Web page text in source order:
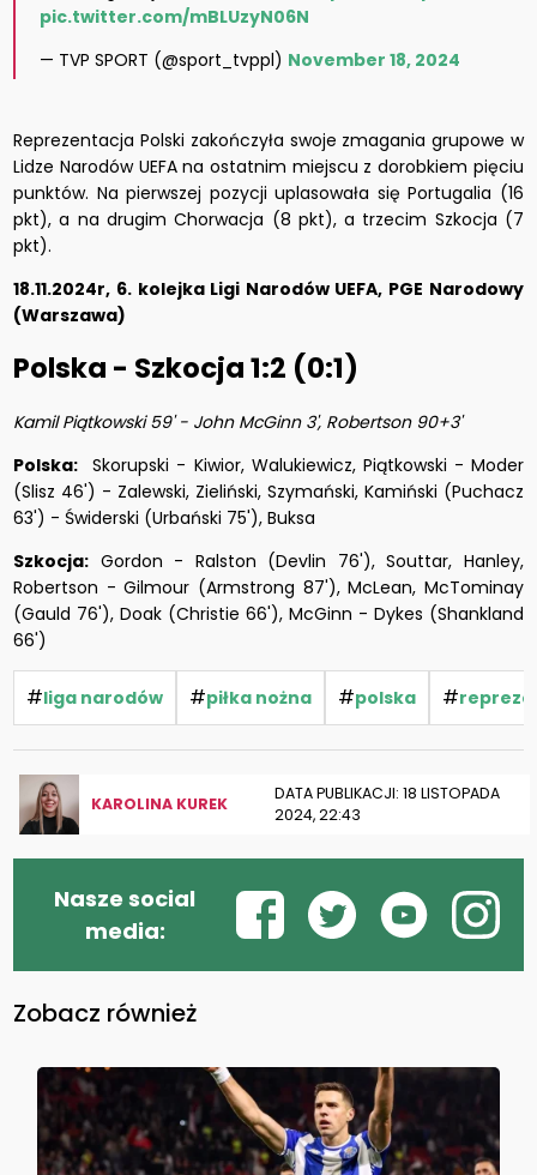
pic.twitter.com/mBLUzyN06N
— TVP SPORT (@sport_tvppl) November 18, 2024
Reprezentacja Polski zakończyła swoje zmagania grupowe w
Lidze Narodów UEFA na ostatnim miejscu z dorobkiem pięciu
punktów. Na pierwszej pozycji uplasowała się Portugalia (16
pkt), a na drugim Chorwacja (8 pkt), a trzecim Szkocja (7
pkt).
18.11.2024r, 6. kolejka Ligi Narodów UEFA, PGE Narodowy
(Warszawa)
Polska - Szkocja 1:2 (0:1)
Kamil Piątkowski 59' - John McGinn 3', Robertson 90+3'
Polska: Skorupski - Kiwior, Walukiewicz, Piątkowski - Moder
(Slisz 46') - Zalewski, Zieliński, Szymański, Kamiński (Puchacz
63') - Świderski (Urbański 75'), Buksa
Szkocja: Gordon - Ralston (Devlin 76'), Souttar, Hanley,
Robertson - Gilmour (Armstrong 87'), McLean, McTominay
(Gauld 76'), Doak (Christie 66'), McGinn - Dykes (Shankland
66')
#liga narodów #piłka nożna #polska #
KAROLINA KUREK
DATA PUBLIKACJI: 18 LISTOPADA
2024, 22:43
Nasze social
media:
Zobacz również